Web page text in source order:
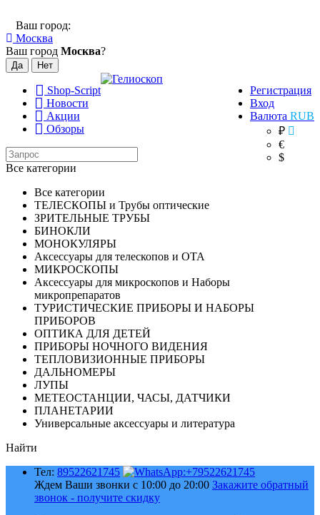
Ваш город:
Москва
Ваш город Москва?
Shop-Script
Новости
Акции
Обзоры
Регистрация
Вход
Валюта RUB
₽
€
$
Все категории
Все категории
ТЕЛЕСКОПЫ и Трубы оптические
ЗРИТЕЛЬНЫЕ ТРУБЫ
БИНОКЛИ
МОНОКУЛЯРЫ
Аксессуары для телескопов и ОТА
МИКРОСКОПЫ
Аксессуары для микроскопов и Наборы
микропрепаратов
ТУРИСТИЧЕСКИЕ ПРИБОРЫ И НАБОРЫ
ПРИБОРОВ
ОПТИКА ДЛЯ ДЕТЕЙ
ПРИБОРЫ НОЧНОГО ВИДЕНИЯ
ТЕПЛОВИЗИОННЫЕ ПРИБОРЫ
ДАЛЬНОМЕРЫ
ЛУПЫ
МЕТЕОСТАНЦИИ, ЧАСЫ, ДАТЧИКИ
ПЛАНЕТАРИИ
Универсальные аксессуары и литература
Найти
Тел: 89522621745
Ждем Ваши звонки с 10:00 до 20:00 Закажите обратный
звонок - получите скидку